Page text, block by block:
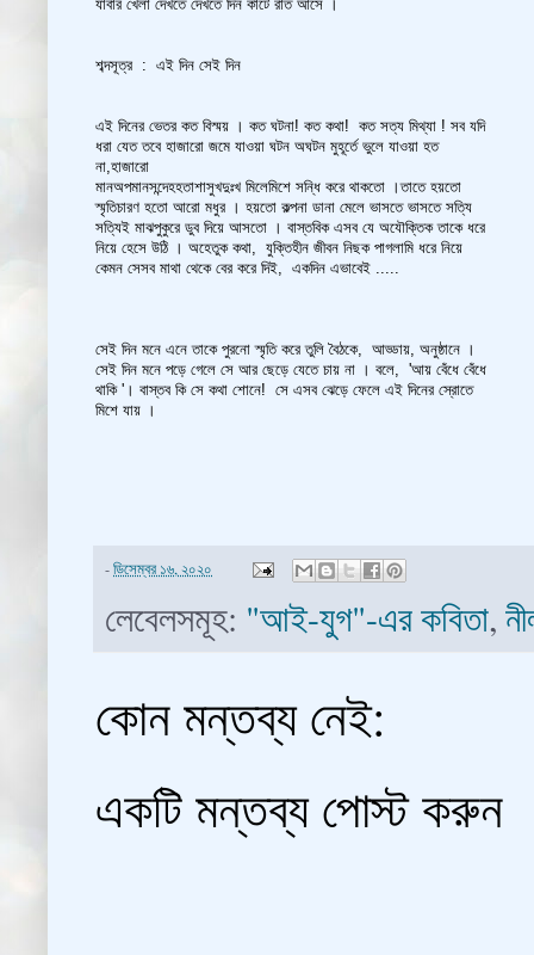
যাবার খেলা দেখতে দেখতে দিন কাটে রাত আসে ।
শব্দসূত্র : এই দিন সেই দিন
এই দিনের ভেতর কত বিস্ময় । কত ঘটনা! কত কথা! কত সত্য মিথ্যা ! সব যদি
ধরা যেত তবে হাজারো জমে যাওয়া ঘটন অঘটন মুহূর্তে ভুলে যাওয়া হত
না,হাজারো
মানঅপমানসন্দেহহতাশাসুখদুঃখ মিলেমিশে সন্ধি করে থাকতো ।তাতে হয়তো
স্মৃতিচারণ হতো আরো মধুর । হয়তো কল্পনা ডানা মেলে ভাসতে ভাসতে সত্যি
সত্যিই মাঝপুকুরে ডুব দিয়ে আসতো । বাস্তবিক এসব যে অযৌক্তিক তাকে ধরে
নিয়ে হেসে উঠি । অহেতুক কথা, যুক্তিহীন জীবন নিছক পাগলামি ধরে নিয়ে
কেমন সেসব মাথা থেকে বের করে দিই, একদিন এভাবেই .....
সেই দিন মনে এনে তাকে পুরনো স্মৃতি করে তুলি বৈঠকে, আড্ডায়, অনুষ্ঠানে ।
সেই দিন মনে পড়ে গেলে সে আর ছেড়ে যেতে চায় না । বলে, 'আয় বেঁধে বেঁধে
থাকি '। বাস্তব কি সে কথা শোনে! সে এসব ঝেড়ে ফেলে এই দিনের স্রোতে
মিশে যায় ।
-ডিসেম্বর ১৬, ২০২০
লেবেলসমূহ: "আই-যুগ"-এর কবিতা,
কোন মন্তব্য নেই:
একটি মন্তব্য পোস্ট করুন